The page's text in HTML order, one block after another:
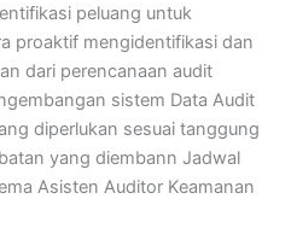
peluang untuk
proaktif mengidentifikasi dan
dari perencanaan audit
sistem Data Audit
diperlukan sesuai tanggung
yang diembann Jadwal
Asisten Auditor Keamanan